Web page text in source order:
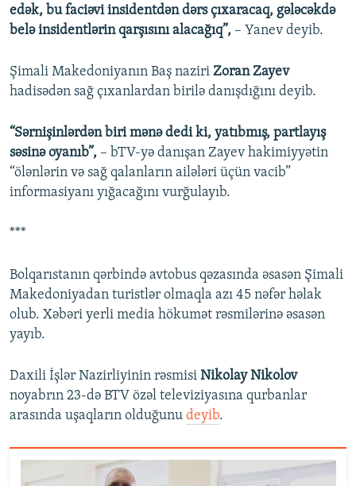
edək, bu faciəvi insidentdən dərs çıxaracaq, gələcəkdə
belə insidentlərin qarşısını alacağıq”, – Yanev deyib.
Şimali Makedoniyanın Baş naziri Zoran Zayev
hadisədən sağ çıxanlardan birilə danışdığını deyib.
“Sərnişinlərdən biri mənə dedi ki, yatıbmış, partlayış
səsinə oyanıb”, – bTV-yə danışan Zayev hakimiyyətin
“ölənlərin və sağ qalanların ailələri üçün vacib”
informasiyanı yığacağını vurğulayıb.
***
Bolqarıstanın qərbində avtobus qəzasında əsasən Şimali
Makedoniyadan turistlər olmaqla azı 45 nəfər həlak
olub. Xəbəri yerli media hökumət rəsmilərinə əsasən
yayıb.
Daxili İşlər Nazirliyinin rəsmisi Nikolay Nikolov
noyabrın 23-də BTV özəl televiziyasına qurbanlar
arasında uşaqların olduğunu deyib.